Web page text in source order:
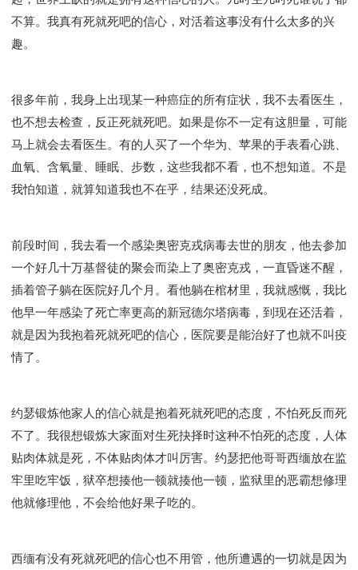
不算。我真有死就死吧的信心，对活着这事没有什么太多的兴
趣。
很多年前，我身上出现某一种癌症的所有症状，我不去看医生，
也不想去检查，反正死就死吧。如果是你不一定有这胆量，可能
马上就会去看医生。有的人买了一个华为、苹果的手表看心跳、
血氧、含氧量、睡眠、步数，这些我都不看，也不想知道。不是
我怕知道，就算知道我也不在乎，结果还没死成。
前段时间，我去看一个感染奥密克戎病毒去世的朋友，他去参加
一个好几十万基督徒的聚会而染上了奥密克戎，一直昏迷不醒，
插着管子躺在医院好几个月。看他躺在棺材里，我就感慨，我比
他早一年感染了死亡率更高的新冠德尔塔病毒，到现在还活着，
就是因为我抱着死就死吧的信心，医院要是能治好了也就不叫疫
情了。
约瑟锻炼他家人的信心就是抱着死就死吧的态度，不怕死反而死
不了。我很想锻炼大家面对生死抉择时这种不怕死的态度，人体
贴肉体就是死，不体贴肉体才叫厉害。约瑟把他哥哥西缅放在监
牢里吃牢饭，狱卒想揍他一顿就揍他一顿，监狱里的恶霸想修理
他就修理他，不会给他好果子吃的。
西缅有没有死就死吧的信心也不用管，他所遭遇的一切就是因为